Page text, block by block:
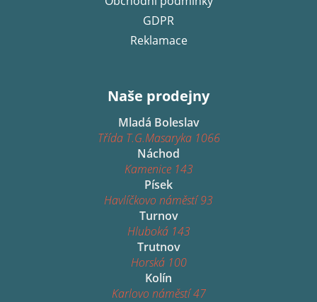
GDPR
Reklamace
Naše prodejny
Mladá Boleslav
Třída T.G.Masaryka 1066
Náchod
Kamenice 143
Písek
Havlíčkovo náměstí 93
Turnov
Hluboká 143
Trutnov
Horská 100
Kolín
Karlovo náměstí 47